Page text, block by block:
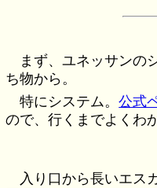
まず、ユネッサンの
ち物から。
特にシステム。公式
ので、行くまでよくわ
入り口から長いエス